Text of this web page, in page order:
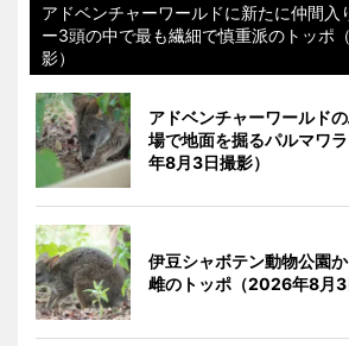
アドベンチャーワールドに新たに仲間入
ー3頭の中で最も繊細で慎重派のトッポ
影）
アドベンチャーワールド
場で地面を掘るパルマワ
年8月3日撮影）
伊豆シャボテン動物公園
雌のトッポ（2026年8月3